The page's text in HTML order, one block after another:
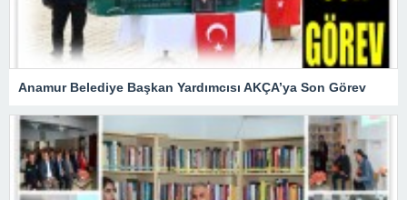
Anamur Belediye Başkan Yardımcısı AKÇA’ya Son Görev